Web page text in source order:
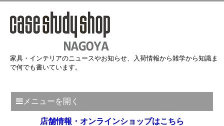
家具・インテリアのニュースやお知らせ、入荷情報から雑学から知識ま
で何でも書いています。
メニューを開く
店舗情報・オンラインショップはこちら